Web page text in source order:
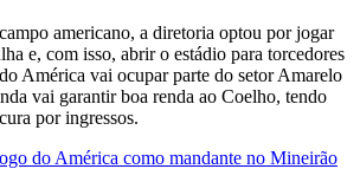
americano, a diretoria optou por jogar
e, com isso, abrir o estádio para torcedores
América vai ocupar parte do setor Amarelo
vai garantir boa renda ao Coelho, tendo
por ingressos.
do América como mandante no Mineirão